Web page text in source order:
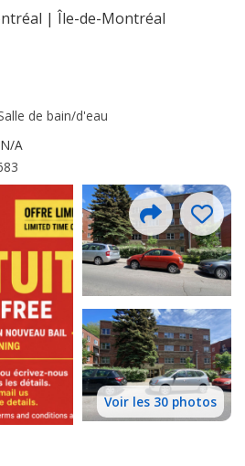
| Île-de-Montréal
de bain/d'eau
N/A
Voir les 30 photos